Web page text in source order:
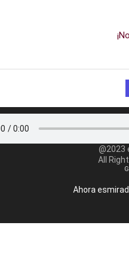
@2023
All
Ahora